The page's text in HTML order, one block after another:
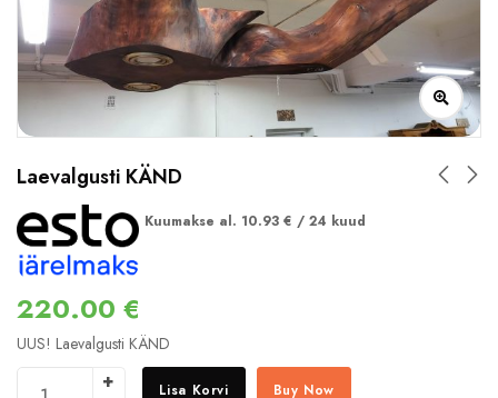
Laevalgusti KÄND
Kuumakse al. 10.93 € / 24 kuud
220.00 €
UUS! Laevalgusti KÄND
Lisa Korvi Buy Now